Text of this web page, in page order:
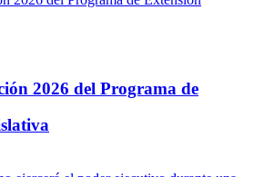
2026 del Programa de